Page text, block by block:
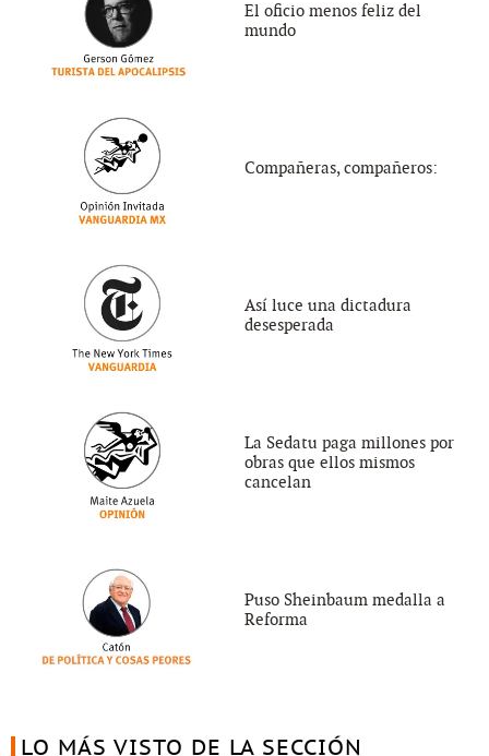
El oficio menos feliz del
mundo
Compañeras, compañeros:
Así luce una dictadura
desesperada
La Sedatu paga millones por
obras que ellos mismos
cancelan
Puso Sheinbaum medalla a
Reforma
LO MÁS VISTO DE LA SECCIÓN